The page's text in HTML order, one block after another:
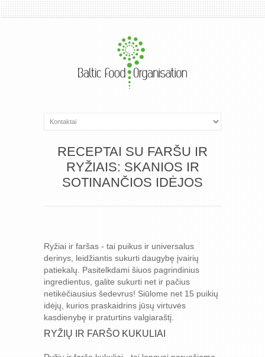
RECEPTAI SU FARŠU IR
RYŽIAIS: SKANIOS IR
SOTINANČIOS IDĖJOS
Ryžiai ir faršas - tai puikus ir universalus
derinys, leidžiantis sukurti daugybę įvairių
patiekalų. Pasitelkdami šiuos pagrindinius
ingredientus, galite sukurti net ir pačius
netikėčiausius šedevrus! Siūlome net 15 puikių
idėjų, kurios praskaidrins jūsų virtuvės
kasdienybę ir praturtins valgiaraštį.
RYŽIŲ IR FARŠO KUKULIAI